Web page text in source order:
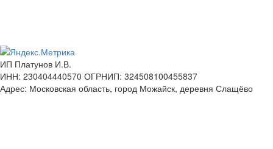
ИП Платунов И.В.
ИНН: 230404440570 ОГРНИП: 324508100455837
Адрес: Московская область, город Можайск, деревня Слащёво